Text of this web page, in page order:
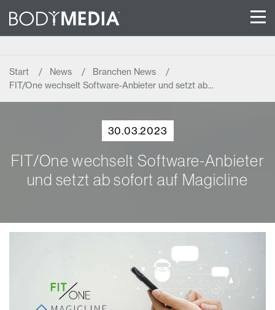
Start News
Branchen News
FIT/One wechselt Software-Anbieter und setzt ab…
30.03.2023
FIT/One wechselt Software-Anbieter
und setzt ab sofort auf Magicline